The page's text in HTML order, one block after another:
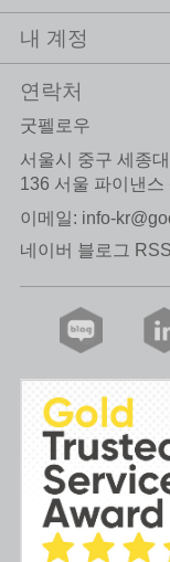
내 계정
연락처
굿펠로우
서울시 중구 세종
136 서울 파이낸스
이메일: info-
네이버 블로그 RSS